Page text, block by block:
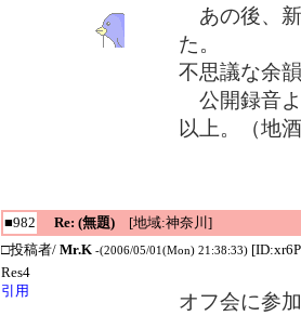
あの後、新
た。
不思議な余
公開録音よ
以上。（地
■982 Re: (無題)[地域:神奈川]
□投稿者/ Mr.K -(2006/05/01(Mon) 21:38:33)
Res4
引用
オフ会に参